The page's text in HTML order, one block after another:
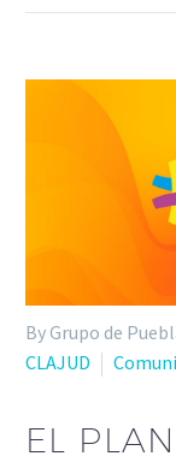
By Grupo de
CLAJUD
EL